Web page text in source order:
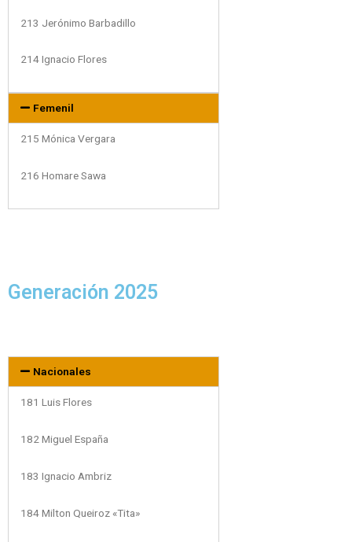
213 Jerónimo Barbadillo
214 Ignacio Flores
Femenil
215 Mónica Vergara
216 Homare Sawa
Generación 2025
Nacionales
181 Luis Flores
182 Miguel España
183 Ignacio Ambriz
184 Milton Queiroz «Tita»